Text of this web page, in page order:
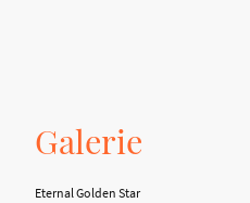
Galerie
Eternal Golden Star